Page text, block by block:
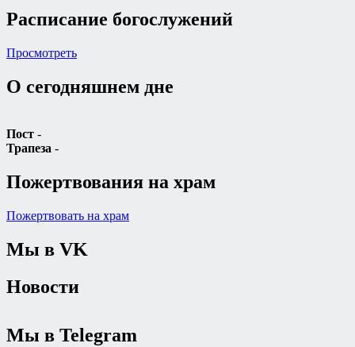
Расписание богослужений
Просмотреть
О сегодняшнем дне
Пост -
Трапеза -
Пожертвования на храм
Пожертвовать на храм
Мы в VK
Новости
Мы в Telegram